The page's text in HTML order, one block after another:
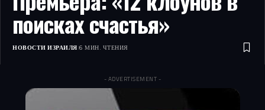
поисках счастья»
НОВОСТИ ИЗРАИЛЯ 6 МИН. ЧТЕНИЯ
- ADVERTISEMENT -